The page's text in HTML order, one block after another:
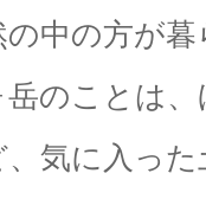
中の方が
のことは
気に入っ